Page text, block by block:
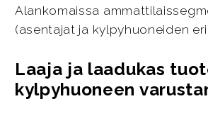
Alankomaissa
(asentajat ja kylpyhuoneiden
Laaja ja laadukas
kylpyhuoneen